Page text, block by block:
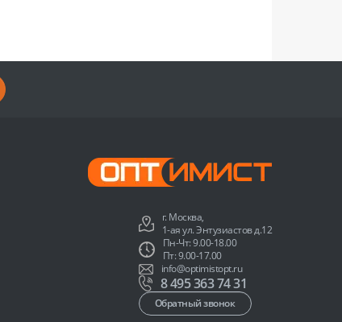
г. Москва,
1-ая ул. Энтузиастов д.12
Пн-Чт: 9.00-18.00
Пт: 9.00-17.00
info@optimistopt.ru
8 495 363 74 31
Обратный звонок